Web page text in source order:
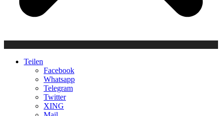
Teilen
Facebook
Whatsapp
Telegram
Twitter
XING